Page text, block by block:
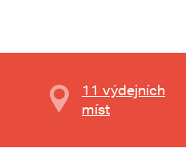
11 výdejních
míst